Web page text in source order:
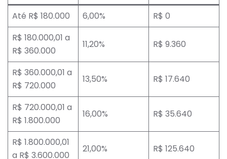
Até R$ 180.000 6,00%
R$ 0
R$ 180.000,01 a
R$ 360.000
11,20% R$ 9.360
R$ 360.000,01 a
R$ 720.000
13,50% R$ 17.640
R$ 720.000,01 a
R$ 1.800.000
16,00% R$ 35.640
R$ 1.800.000,01
a R$ 3.600.000
21,00% R$ 125.640